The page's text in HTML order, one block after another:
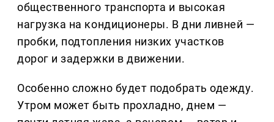
общественного транспорта и высокая
нагрузка на кондиционеры. В дни ливней —
пробки, подтопления низких участков
дорог и задержки в движении.
Особенно сложно будет подобрать одежду.
Утром может быть прохладно, днем —